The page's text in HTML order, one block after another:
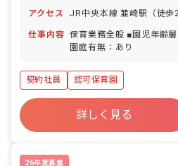
124日
アクセス JR中央本線 韮崎駅（徒歩
仕事内容 保育業務全般 ■園児年齢層：0～5歳児 ■
園庭有無：あり
契約社員 認可保育園
詳しく見る
26年度募集